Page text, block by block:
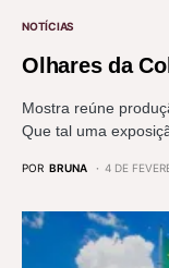
NOTÍCIAS
Olhares da
Mostra reúne
Que tal uma
POR BRUNA 4 DE